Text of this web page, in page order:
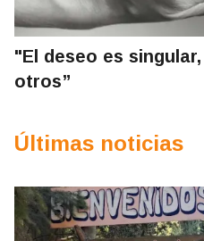
"El deseo es
otros”
Últimas noticias